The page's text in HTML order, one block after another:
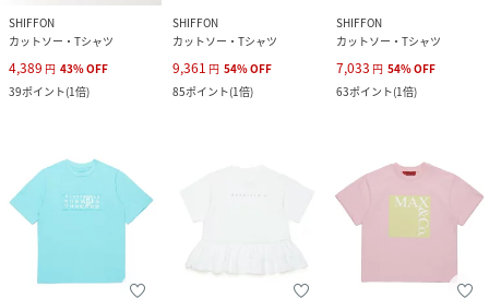
SHIFFON
カットソー・Tシャツ
4,389 円 43%OFF
39ポイント(1倍)
SHIFFON
カットソー・Tシャツ
9,361 円 54%OFF
85ポイント(1倍)
SHIFFON
カットソー・Tシャツ
7,033 円 54%OFF
63ポイント(1倍)